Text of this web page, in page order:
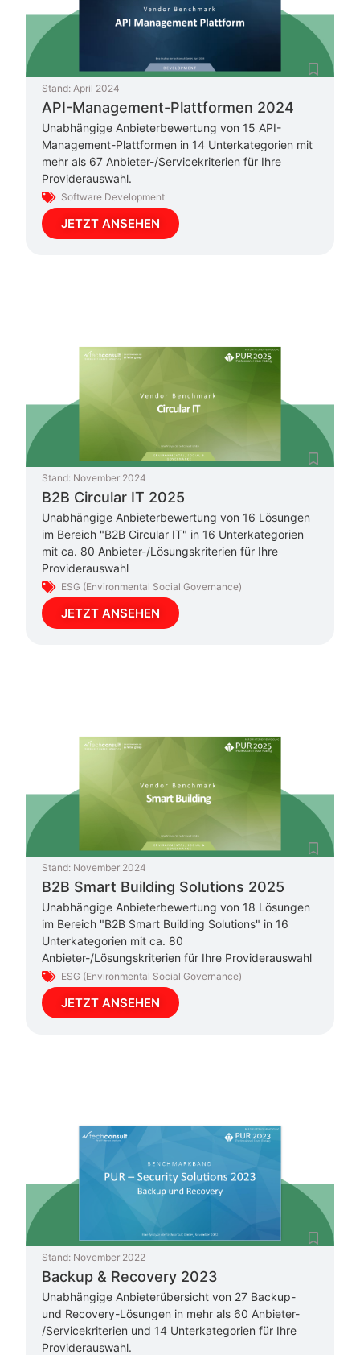
Stand: April 2024
API-Management-Plattformen 2024
Unabhängige Anbieterbewertung von 15 API-
Management-Plattformen in 14 Unterkategorien mit
mehr als 67 Anbieter-/Servicekriterien für Ihre
Providerauswahl.
Software Development
JETZT ANSEHEN
Stand: November 2024
B2B Circular IT 2025
Unabhängige Anbieterbewertung von 16 Lösungen
im Bereich "B2B Circular IT" in 16 Unterkategorien
mit ca. 80 Anbieter-/Lösungskriterien für Ihre
Providerauswahl
ESG (Environmental Social Governance)
JETZT ANSEHEN
Stand: November 2024
B2B Smart Building Solutions 2025
Unabhängige Anbieterbewertung von 18 Lösungen
im Bereich "B2B Smart Building Solutions" in 16
Unterkategorien mit ca. 80
Anbieter-/Lösungskriterien für Ihre Providerauswahl
ESG (Environmental Social Governance)
JETZT ANSEHEN
Stand: November 2022
Backup & Recovery 2023
Unabhängige Anbieterübersicht von 27 Backup-
und Recovery-Lösungen in mehr als 60 Anbieter-
/Servicekriterien und 14 Unterkategorien für Ihre
Providerauswahl.